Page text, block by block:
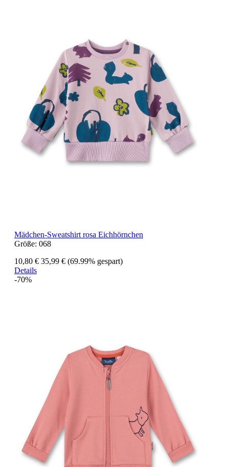
Mädchen-Sweatshirt rosa Eichhörnchen
Größe: 068
10,80 € 35,99 € (69.99% gespart)
Details
-70%